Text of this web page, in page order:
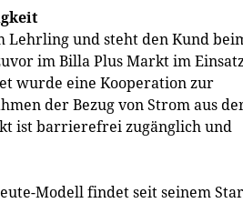
Lehrling und steht den Kund
im Billa Plus Markt im
wurde eine Kooperation zur
der Bezug von Strom aus
ist barrierefrei zugänglich und
Modell findet seit seinem